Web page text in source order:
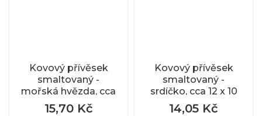
Kovový přívěsek
smaltovaný -
mořská hvězda, cca
18 x 15 mm
15,70 Kč
Kovový přívěsek
smaltovaný -
srdíčko, cca 12 x 10
mm
14,05 Kč